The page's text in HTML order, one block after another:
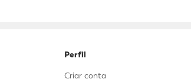
Perfil
Criar conta